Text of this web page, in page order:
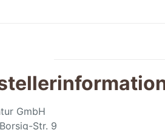
GmbH
Str. 9